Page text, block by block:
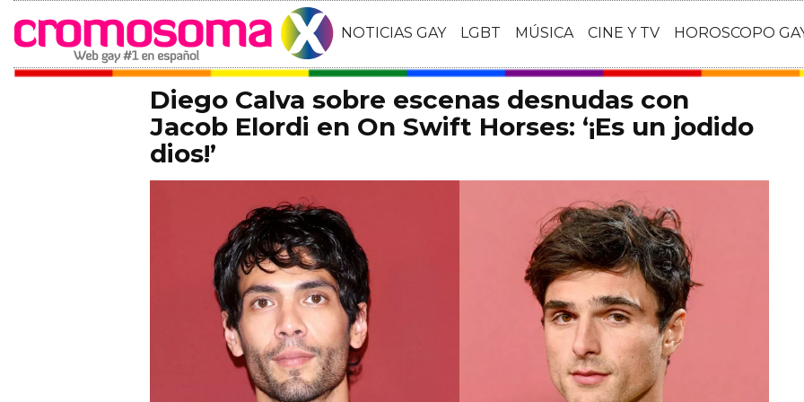
NOTICIAS GAY LGBT MÚSICA CINE Y TV HOROSCOPO
Diego Calva sobre escenas desnudas con
Jacob Elordi en On Swift Horses: ‘¡Es un jodido
dios!’